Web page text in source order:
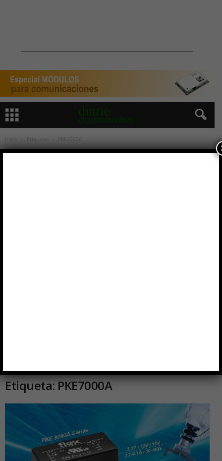
Inicio Etiquetas PKE7000A
Etiqueta: PKE7000A